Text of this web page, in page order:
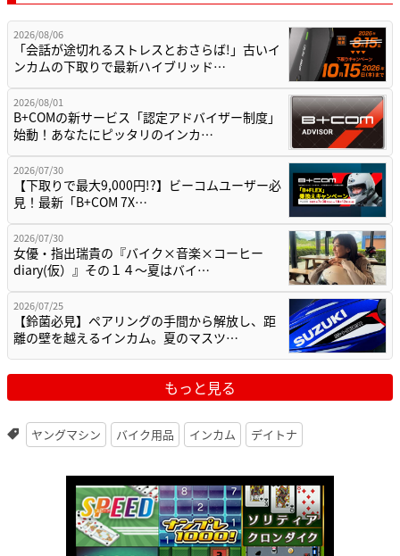
2026/08/06
「会話が途切れるストレスとおさらば!」古いイ
ンカムの下取りで最新ハイブリッド…
2026/08/01
B+COMの新サービス「認定アドバイザー制度」
始動！あなたにピッタリのインカ…
2026/07/30
【下取りで最大9,000円!?】ビーコムユーザー必
見！最新「B+COM 7X…
2026/07/30
女優・指出瑞貴の『バイク×音楽×コーヒー
diary(仮）』その１４〜夏はバイ…
2026/07/25
【鈴菌必見】ペアリングの手間から解放し、距
離の壁を越えるインカム。夏のマスツ…
もっと見る
ヤングマシン バイク用品 インカム デイトナ